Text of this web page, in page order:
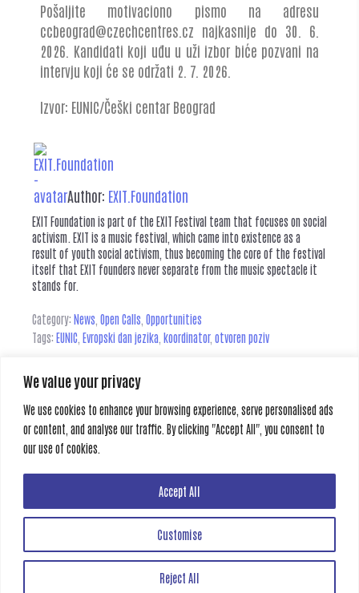
We value your privacy
We use cookies to enhance your browsing experience, serve personalised ads
or content, and analyse our traffic. By clicking "Accept All", you consent to
our use of cookies.
Customise
Reject All
Accept All
Pošaljite motivaciono pismo na adresu
ccbeograd@czechcentres.cz najkasnije do 30. 6.
2026. Kandidati koji uđu u uži izbor biće pozvani na
intervju koji će se održati 2. 7. 2026.
Izvor: EUNIC/Češki centar Beograd
Author: EXIT.Foundation
EXIT Foundation is part of the EXIT Festival team that focuses on social
activism. EXIT is a music festival, which came into existence as a
result of youth social activism, thus becoming the core of the festival
itself that EXIT founders never separate from the music spectacle it
stands for.
Category: News Open Calls Opportunities
Tags: EUNIC Evropski dan jezika koordinator, otvoren poziv
Leave a Reply
You must belogged in to post a comment.
Creative Gate
All rights reserved